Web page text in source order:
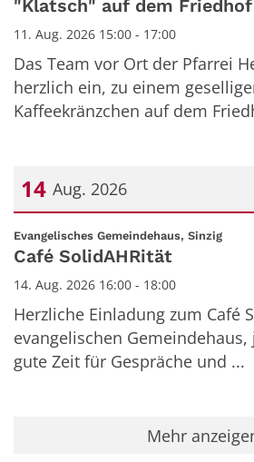
"Klatsch" auf dem Friedhof
11. Aug. 2026 15:00 - 17:00
Das Team vor Ort der Pfarrei
herzlich ein, zu einem
Kaffeekränzchen auf dem
14 Aug. 2026
Datum: 14. August 2026
Evangelisches Gemeindehaus, Sinzig:
Café SolidAHRität
14. Aug. 2026 16:00 - 18:00
Herzliche Einladung zum Café
evangelischen
gute Zeit für Gespräche und ...
Mehr